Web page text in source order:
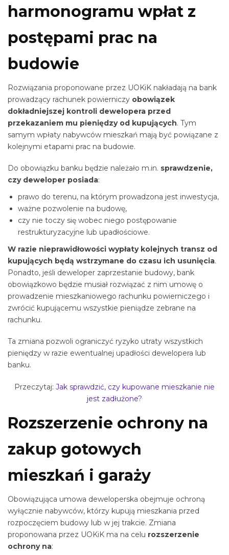
harmonogramu wpłat z
postępami prac na
budowie
Rozwiązania proponowane przez UOKiK nakładają na bank
prowadzący rachunek powierniczy obowiązek
dokładniejszej kontroli dewelopera przed
przekazaniem mu pieniędzy od kupujących. Tym
samym wpłaty nabywców mieszkań mają być powiązane z
kolejnymi etapami prac na budowie.
Do obowiązku banku będzie należało m.in. sprawdzenie,
czy deweloper posiada:
prawo do terenu, na którym prowadzona jest inwestycja,
ważne pozwolenie na budowę,
czy nie toczy się wobec niego postępowanie
restrukturyzacyjne lub upadłościowe.
W razie nieprawidłowości wypłaty kolejnych transz od
kupujących będą wstrzymane do czasu ich usunięcia.
Ponadto, jeśli deweloper zaprzestanie budowy, bank
obowiązkowo będzie musiał rozwiązać z nim umowę o
prowadzenie mieszkaniowego rachunku powierniczego i
zwrócić kupującemu wszystkie pieniądze zebrane na
rachunku.
Ta zmiana pozwoli ograniczyć ryzyko utraty wszystkich
pieniędzy w razie ewentualnej upadłości dewelopera lub
banku.
Przeczytaj: Jak sprawdzić, czy kupowane mieszkanie nie
jest zadłużone?
Rozszerzenie ochrony na
zakup gotowych
mieszkań i garaży
Obowiązująca umowa deweloperska obejmuje ochroną
wyłącznie nabywców, którzy kupują mieszkania przed
rozpoczęciem budowy lub w jej trakcie. Zmiana
proponowana przez UOKiK ma na celu rozszerzenie
ochrony na: